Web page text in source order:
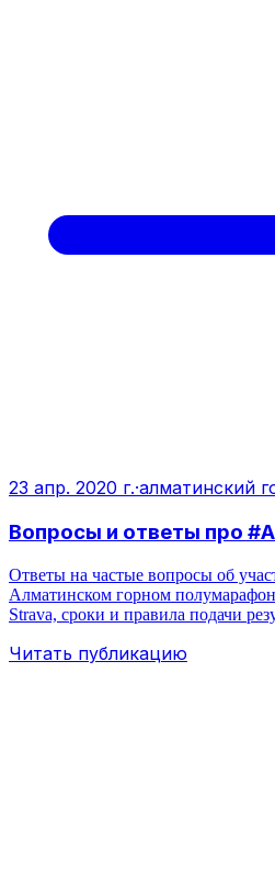
23 апр. 2020 г.·алматинский
Вопросы и ответы про
Ответы на частые вопросы об
Алматинском горном
Strava, сроки и правила подачи
Читать публикацию